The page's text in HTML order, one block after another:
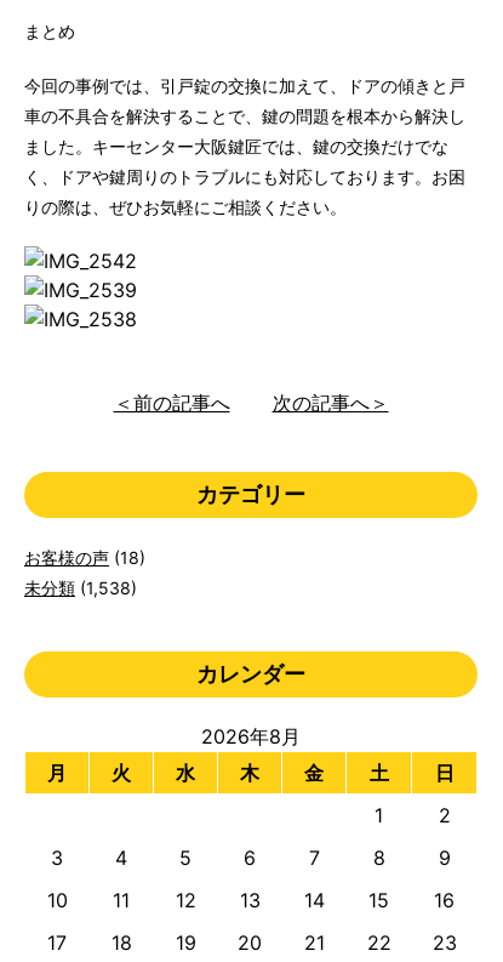
まとめ
今回の事例では、引戸錠の交換に加えて、ドアの傾きと戸
車の不具合を解決することで、鍵の問題を根本から解決し
ました。キーセンター大阪鍵匠では、鍵の交換だけでな
く、ドアや鍵周りのトラブルにも対応しております。お困
りの際は、ぜひお気軽にご相談ください。
＜前の記事へ 次の記事へ＞
カテゴリー
お客様の声 (18)
未分類 (1,538)
カレンダー
2026年8月
月
火 水 木 金 土 日
1
2
3
4 5 6 7 8
9
10
11 12 13 14 15
16
17
18 19 20 21 22
23